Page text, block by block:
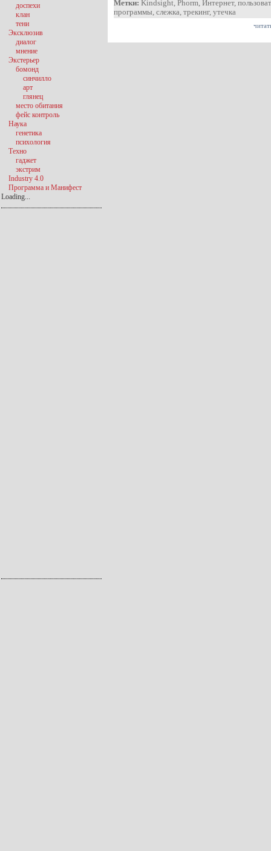
Метки: Kindsight, Phorm, Интернет,
программы, слежка, трекинг, утечка
доспехи
клан
тени
Эксклюзив
диалог
мнение
Экстерьер
бомонд
синчилло
арт
глянец
место обитания
фейс контроль
Наука
генетика
психология
Техно
гаджет
экстрим
Industry 4.0
Программа и Манифест
Loading...